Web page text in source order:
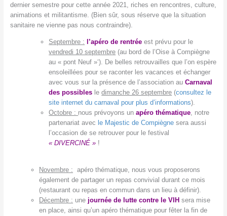
dernier semestre pour cette année 2021, riches en rencontres, culture,
animations et militantisme. (Bien sûr, sous réserve que la situation
sanitaire ne vienne pas nous contraindre).
Septembre : l’apéro de rentrée est prévu pour le
vendredi 10 septembre (au bord de l’Oise à Compiègne
au « pont Neuf »‘). De belles retrouvailles que l’on espère
ensoleillées pour se raconter les vacances et échanger
avec vous sur la présence de l’association auCarnaval
des possibles ledimanche 26 septembre (consultez le
site internet du carnaval pour plus d’informations).
Octobre : nous prévoyons unapéro thématique , notre
partenariat avec le Majestic de Compiègne sera aussi
l’occasion de se retrouver pour le festival
« DIVERCINÉ » !
Novembre : apéro thématique, nous vous proposerons
également de partager un repas convivial durant ce mois
(restaurant ou repas en commun dans un lieu à définir).
Décembre : une journée de lutte contre le VIH sera mise
en place, ainsi qu’un apéro thématique pour fêter la fin de